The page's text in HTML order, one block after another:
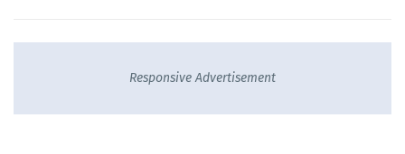
Responsive Advertisement